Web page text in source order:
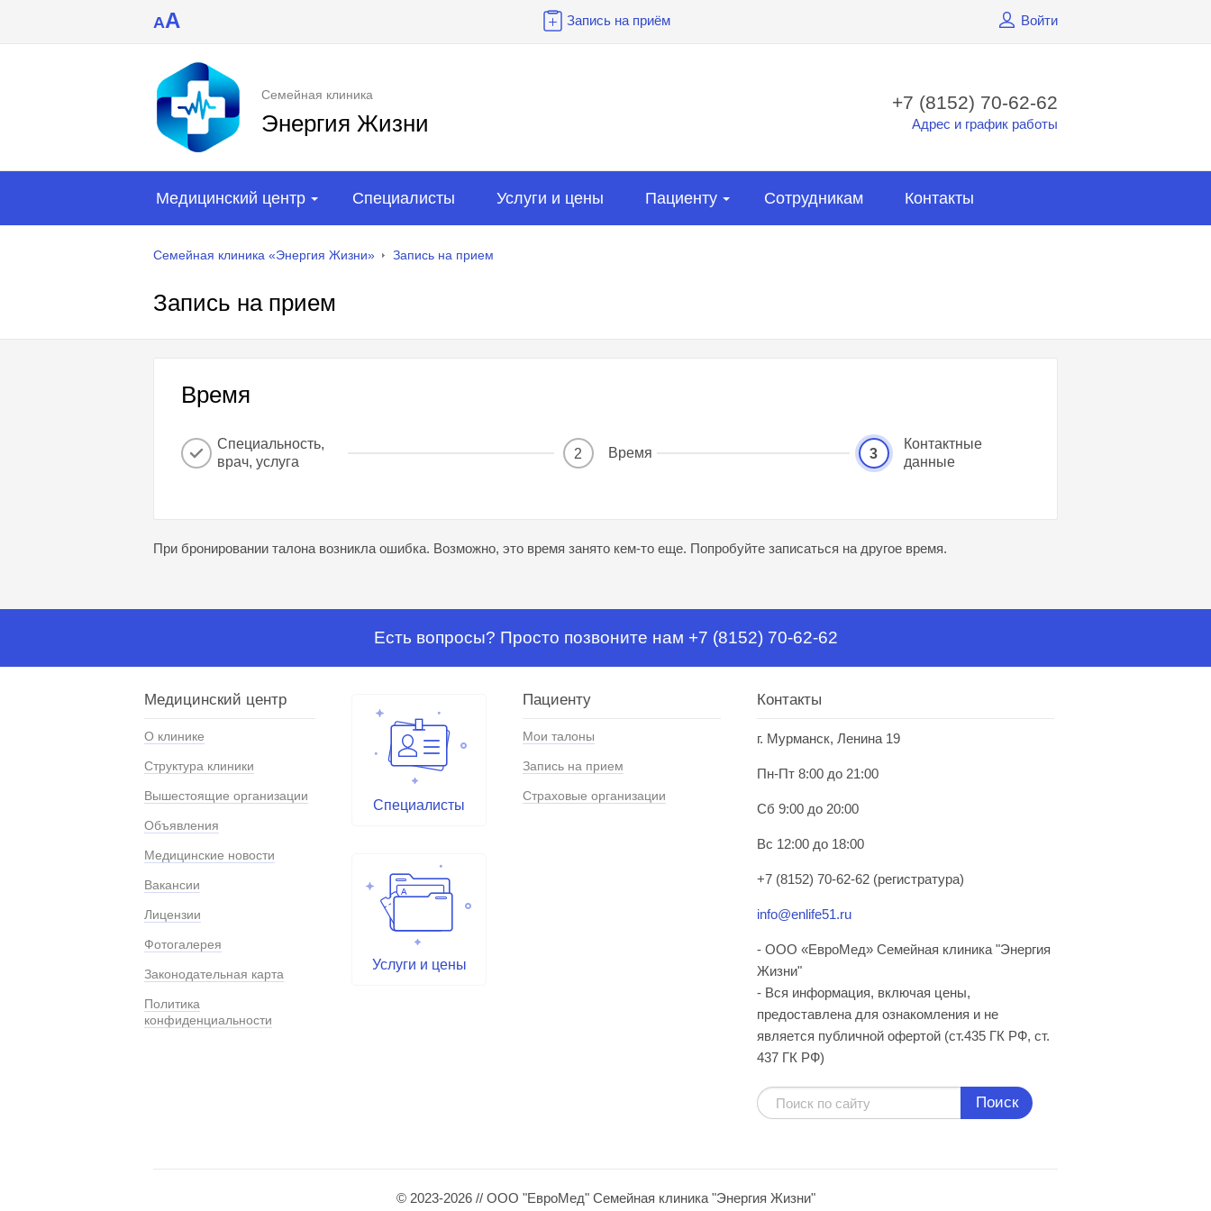
AA Запись на приём Войти
Семейная клиника
Энергия Жизни
+7 (8152) 70-62-62
Адрес и график работы
Медицинский центр Специалисты Услуги и цены Пациенту Сотрудникам Контакты
Семейная клиника «Энергия Жизни» Запись на прием
Запись на прием
Время
Специальность,
врач, услуга
2 Время 3
Контактные
данные
При бронировании талона возникла ошибка. Возможно, это время занято кем-то еще. Попробуйте записаться на другое время.
Есть вопросы? Просто позвоните нам +7 (8152) 70-62-62
Медицинский центр
О клинике
Структура клиники
Вышестоящие организации
Объявления
Медицинские новости
Вакансии
Лицензии
Фотогалерея
Законодательная карта
Политика
конфиденциальности
Специалисты
Услуги и цены
Пациенту
Мои талоны
Запись на прием
Страховые организации
Контакты
г. Мурманск, Ленина 19
Пн-Пт 8:00 до 21:00
Сб 9:00 до 20:00
Вс 12:00 до 18:00
+7 (8152) 70-62-62 (регистратура)
info@enlife51.ru
- ООО «ЕвроМед» Семейная клиника "Энергия
Жизни"
- Вся информация, включая цены,
предоставлена для ознакомления и не
является публичной офертой (ст.435 ГК РФ, cт.
437 ГК РФ)
Поиск
© 2023-2026 // ООО "ЕвроМед" Семейная клиника "Энергия Жизни"